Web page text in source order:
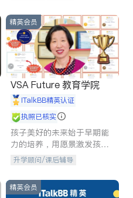
精英会员
VSA Future 教育学院
iTalkBB精英认证
执照已核实
孩子美好的未来始于早期能
力的培养，用愿景激发孩子
的学习潜力和动力。理念：
拥有成长型心态是成功的基
石。
升学顾问/课后辅导
精英会员